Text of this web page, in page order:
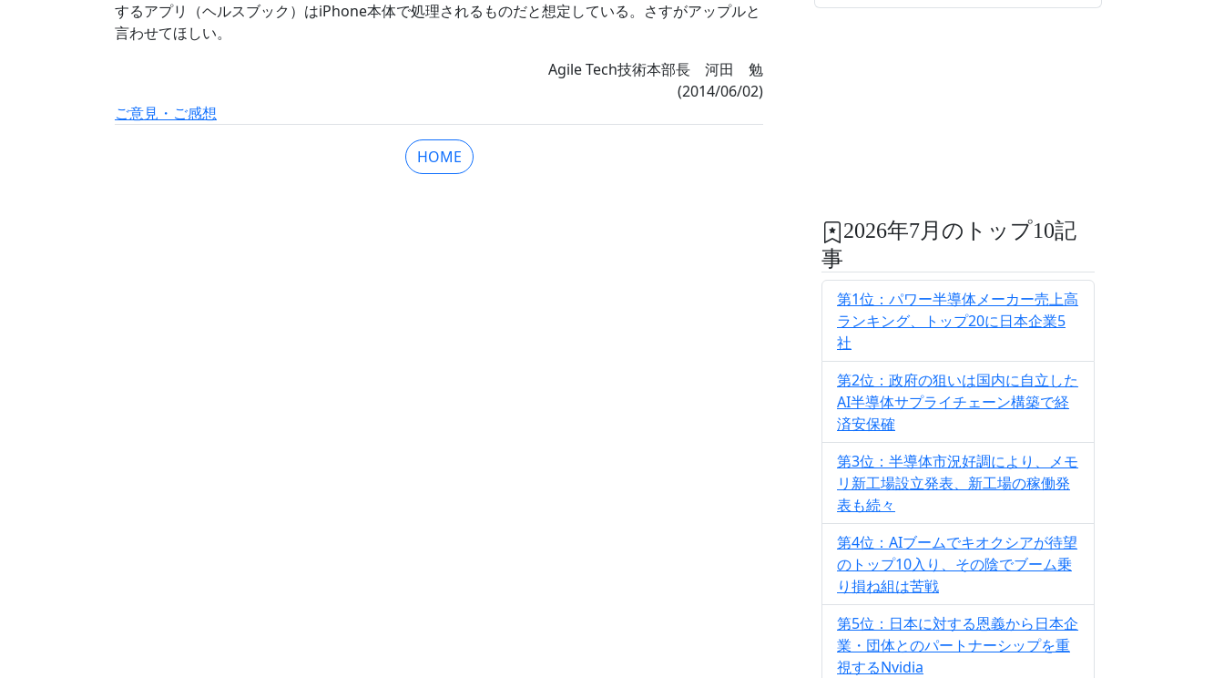
するアプリ（ヘルスブック）はiPhone本体で処理されるものだと想定している。さすがアップルと
言わせてほしい。
Agile Tech技術本部長 河田 勉
(2014/06/02)
ご意見・ご感想
HOME
2026年7月のトップ10記
事
第1位：パワー半導体メーカー売上高
ランキング、トップ20に日本企業5
社
第2位：政府の狙いは国内に自立した
AI半導体サプライチェーン構築で経
済安保確
第3位：半導体市況好調により、メモ
リ新工場設立発表、新工場の稼働発
表も続々
第4位：AIブームでキオクシアが待望
のトップ10入り、その陰でブーム乗
り損ね組は苦戦
第5位：日本に対する恩義から日本企
業・団体とのパートナーシップを重
視するNvidia